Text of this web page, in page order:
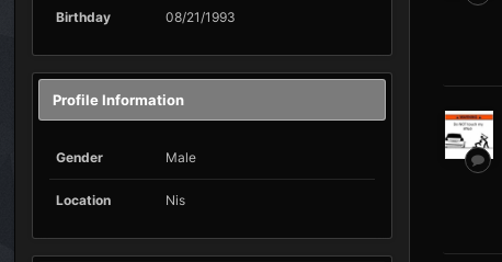
Birthday 08/21/1993
Profile Information
Gender Male
Location Nis